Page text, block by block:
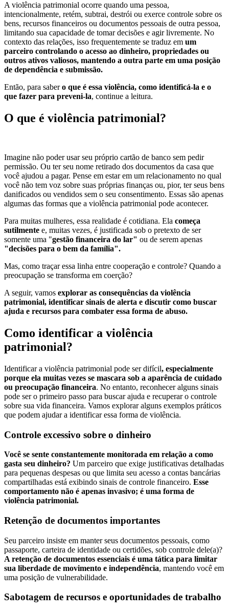
A violência patrimonial ocorre quando uma pessoa,
intencionalmente, retém, subtrai, destrói ou exerce controle sobre os
bens, recursos financeiros ou documentos pessoais de outra pessoa,
limitando sua capacidade de tomar decisões e agir livremente. No
contexto das relações, isso frequentemente se traduz em um
parceiro controlando o acesso ao dinheiro, propriedades ou
outros ativos valiosos, mantendo a outra parte em uma posição
de dependência e submissão.
Então, para sabero que é essa violência, como identificá-la e o
que fazer para preveni-la, continue a leitura.
O que é violência patrimonial?
Imagine não poder usar seu próprio cartão de banco sem pedir
permissão. Ou ter seu nome retirado dos documentos da casa que
você ajudou a pagar. Pense em estar em um relacionamento no qual
você não tem voz sobre suas próprias finanças ou, pior, ter seus bens
danificados ou vendidos sem o seu consentimento. Essas são apenas
algumas das formas que a violência patrimonial pode acontecer.
Para muitas mulheres, essa realidade é cotidiana. Ela começa
sutilmente e, muitas vezes, é justificada sob o pretexto de ser
somente uma "gestão financeira do lar" ou de serem apenas
"decisões para o bem da família".
Mas, como traçar essa linha entre cooperação e controle? Quando a
preocupação se transforma em coerção?
A seguir, vamos explorar as consequências da violência
patrimonial, identificar sinais de alerta e discutir como buscar
ajuda e recursos para combater essa forma de abuso.
Como identificar a violência
patrimonial?
Identificar a violência patrimonial pode ser difícil, especialmente
porque ela muitas vezes se mascara sob a aparência de cuidado
ou preocupação financeira. No entanto, reconhecer alguns sinais
pode ser o primeiro passo para buscar ajuda e recuperar o controle
sobre sua vida financeira. Vamos explorar alguns exemplos práticos
que podem ajudar a identificar essa forma de violência.
Controle excessivo sobre o dinheiro
Você se sente constantemente monitorada em relação a como
gasta seu dinheiro? Um parceiro que exige justificativas detalhadas
para pequenas despesas ou que limita seu acesso a contas bancárias
compartilhadas está exibindo sinais de controle financeiro. Esse
comportamento não é apenas invasivo; é uma forma de
violência patrimonial.
Retenção de documentos importantes
Seu parceiro insiste em manter seus documentos pessoais, como
passaporte, carteira de identidade ou certidões, sob controle dele(a)?
A retenção de documentos essenciais é uma tática para limitar
sua liberdade de movimento e independência, mantendo você em
uma posição de vulnerabilidade.
Sabotagem de recursos e oportunidades de trabalho